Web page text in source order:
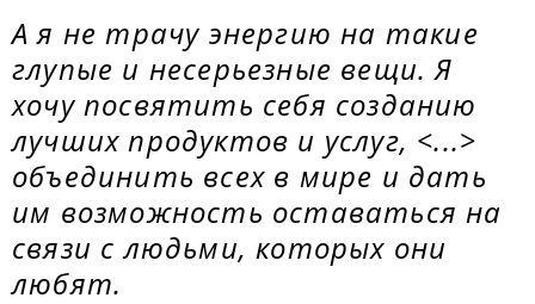
А я не трачу энергию на такие
глупые и несерьезные вещи. Я
хочу посвятить себя созданию
лучших продуктов и услуг, <...>
объединить всех в мире и дать
им возможность оставаться на
связи с людьми, которых они
любят.